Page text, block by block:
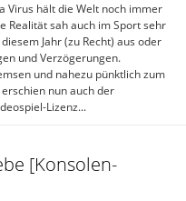
Virus hält die Welt noch immer
Realität sah auch im Sport sehr
Jahr (zu Recht) aus oder
und Verzögerungen.
und nahezu pünktlich zum
nun auch der
Lizenz...
[Konsolen-